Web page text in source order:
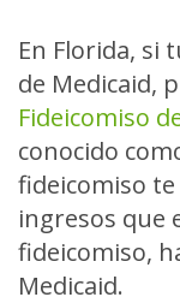
En Florida, si
de Medicaid,
Fideicomiso
conocido
fideicomiso
ingresos que
fideicomiso,
Medicaid.